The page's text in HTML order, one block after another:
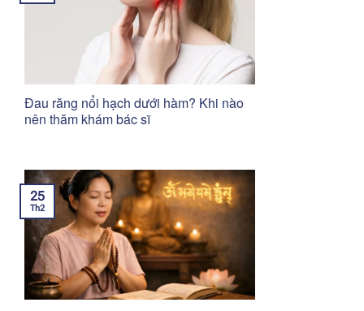
Đau răng nổi hạch dưới hàm? Khi nào
nên thăm khám bác sĩ
25
Th2